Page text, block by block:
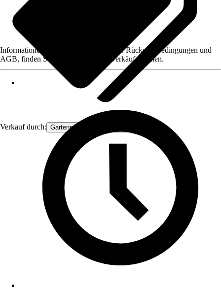
Verkauf durch: Gartenpflanzen Ammerland
Informationen des Verkäufers, wie z. B. Rückgabebedingungen und
AGB, finden Sie bei Klick auf den Verkäufernamen.